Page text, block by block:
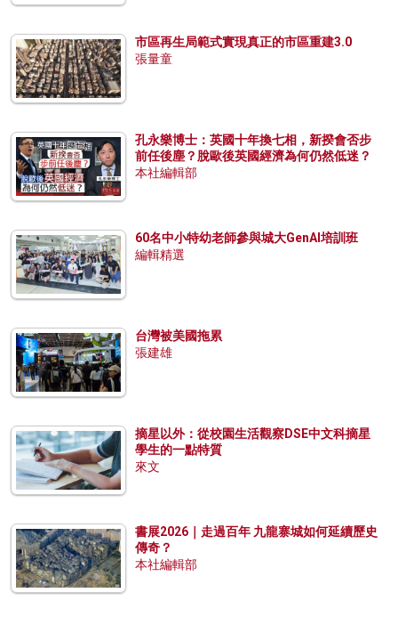
市區再生局範式實現真正的市區重建3.0
張量童
孔永樂博士：英國十年換七相，新揆會否步
前任後塵？脫歐後英國經濟為何仍然低迷？
本社編輯部
60名中小特幼老師參與城大GenAI培訓班
編輯精選
台灣被美國拖累
張建雄
摘星以外：從校園生活觀察DSE中文科摘星
學生的一點特質
來文
書展2026｜走過百年 九龍寨城如何延續歷史
傳奇？
本社編輯部